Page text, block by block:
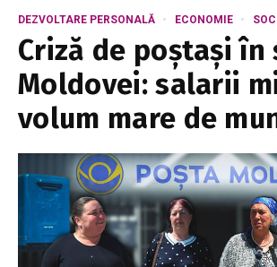
DEZVOLTARE PERSONALĂ ECONOMIE
Criză de poștași în
Moldovei: salarii
volum mare de